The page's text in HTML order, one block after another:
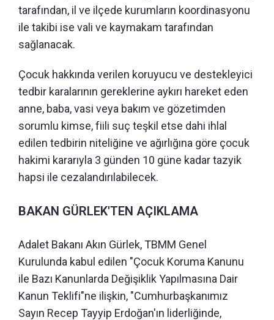
tarafından, il ve ilçede kurumların koordinasyonu
ile takibi ise vali ve kaymakam tarafından
sağlanacak.
Çocuk hakkında verilen koruyucu ve destekleyici
tedbir karalarının gereklerine aykırı hareket eden
anne, baba, vasi veya bakım ve gözetimden
sorumlu kimse, fiili suç teşkil etse dahi ihlal
edilen tedbirin niteliğine ve ağırlığına göre çocuk
hakimi kararıyla 3 günden 10 güne kadar tazyik
hapsi ile cezalandırılabilecek.
BAKAN GÜRLEK'TEN AÇIKLAMA
Adalet Bakanı Akın Gürlek, TBMM Genel
Kurulunda kabul edilen "Çocuk Koruma Kanunu
ile Bazı Kanunlarda Değişiklik Yapılmasına Dair
Kanun Teklifi"ne ilişkin, "Cumhurbaşkanımız
Sayın Recep Tayyip Erdoğan'ın liderliğinde,